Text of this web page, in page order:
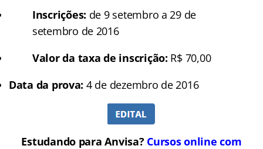
Inscrições: de 9 setembro a 29 de
setembro de 2016
Valor da taxa de inscrição: R$ 70,00
Data da prova: 4 de dezembro de 2016
Estudando para Anvisa? Cursos online com